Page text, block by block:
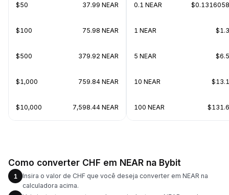
$50 37.99 NEAR
$100 75.98 NEAR
$500 379.92 NEAR
$1,000 759.84 NEAR
$10,000 7,598.44 NEAR
0.1 NEAR
1 NEAR
5 NEAR
10 NEAR
100 NEAR
Como converter CHF em NEAR na Bybit
1
Insira o valor de CHF que você deseja converter em NEAR na
calculadora acima.